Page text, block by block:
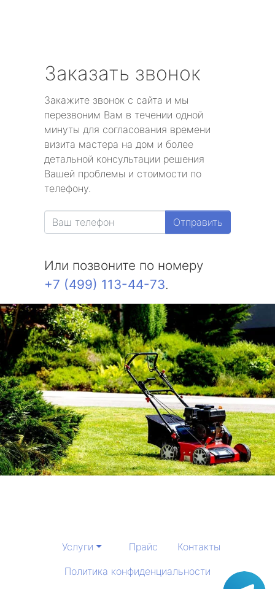
Заказать звонок
Закажите звонок с сайта и мы
перезвоним Вам в течении одной
минуты для согласования времени
визита мастера на дом и более
детальной консультации решения
Вашей проблемы и стоимости по
телефону.
Отправить
Или позвоните по номеру
+7 (499) 113-44-73.
Услуги Прайс
Контакты
Политика конфиденциальности